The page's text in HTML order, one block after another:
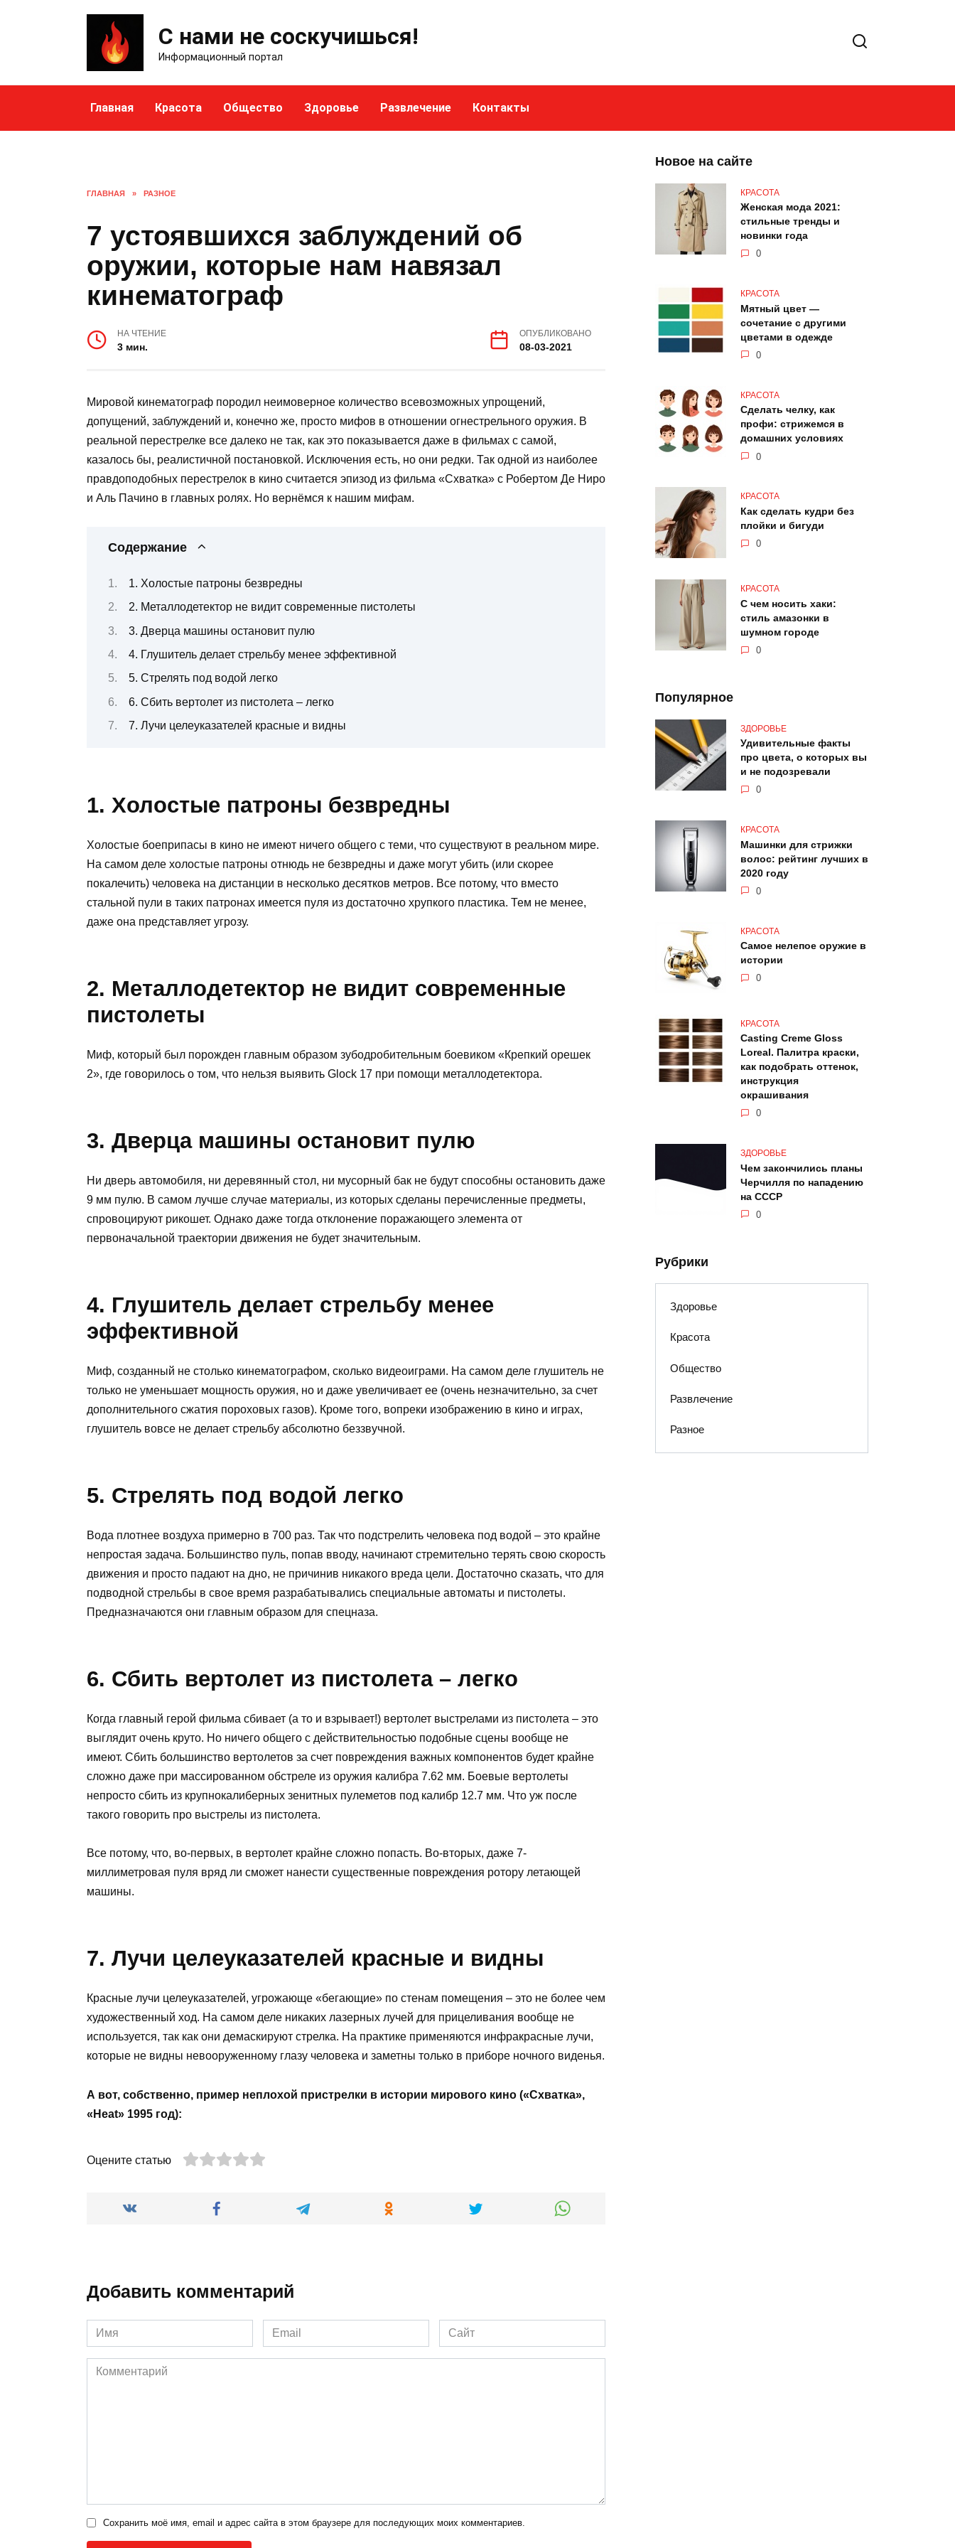
С нами не соскучишься!
Информационный портал
Главная Красота Общество Здоровье Развлечение Контакты
ГЛАВНАЯ » РАЗНОЕ
7 устоявшихся заблуждений об
оружии, которые нам навязал
кинематограф
НА ЧТЕНИЕ
3 мин.
ОПУБЛИКОВАНО
08-03-2021
Мировой кинематограф породил неимоверное количество всевозможных упрощений,
допущений, заблуждений и, конечно же, просто мифов в отношении огнестрельного оружия. В
реальной перестрелке все далеко не так, как это показывается даже в фильмах с самой,
казалось бы, реалистичной постановкой. Исключения есть, но они редки. Так одной из наиболее
правдоподобных перестрелок в кино считается эпизод из фильма «Схватка» с Робертом Де Ниро
и Аль Пачино в главных ролях. Но вернёмся к нашим мифам.
Содержание
1. Холостые патроны безвредны
2. Металлодетектор не видит современные пистолеты
3. Дверца машины остановит пулю
4. Глушитель делает стрельбу менее эффективной
5. Стрелять под водой легко
6. Сбить вертолет из пистолета – легко
7. Лучи целеуказателей красные и видны
1. Холостые патроны безвредны
Холостые боеприпасы в кино не имеют ничего общего с теми, что существуют в реальном мире.
На самом деле холостые патроны отнюдь не безвредны и даже могут убить (или скорее
покалечить) человека на дистанции в несколько десятков метров. Все потому, что вместо
стальной пули в таких патронах имеется пуля из достаточно хрупкого пластика. Тем не менее,
даже она представляет угрозу.
2. Металлодетектор не видит современные
пистолеты
Миф, который был порожден главным образом зубодробительным боевиком «Крепкий орешек
2», где говорилось о том, что нельзя выявить Glock 17 при помощи металлодетектора.
3. Дверца машины остановит пулю
Ни дверь автомобиля, ни деревянный стол, ни мусорный бак не будут способны остановить даже
9 мм пулю. В самом лучше случае материалы, из которых сделаны перечисленные предметы,
спровоцируют рикошет. Однако даже тогда отклонение поражающего элемента от
первоначальной траектории движения не будет значительным.
4. Глушитель делает стрельбу менее
эффективной
Миф, созданный не столько кинематографом, сколько видеоиграми. На самом деле глушитель не
только не уменьшает мощность оружия, но и даже увеличивает ее (очень незначительно, за счет
дополнительного сжатия пороховых газов). Кроме того, вопреки изображению в кино и играх,
глушитель вовсе не делает стрельбу абсолютно беззвучной.
5. Стрелять под водой легко
Вода плотнее воздуха примерно в 700 раз. Так что подстрелить человека под водой – это крайне
непростая задача. Большинство пуль, попав вводу, начинают стремительно терять свою скорость
движения и просто падают на дно, не причинив никакого вреда цели. Достаточно сказать, что для
подводной стрельбы в свое время разрабатывались специальные автоматы и пистолеты.
Предназначаются они главным образом для спецназа.
6. Сбить вертолет из пистолета – легко
Когда главный герой фильма сбивает (а то и взрывает!) вертолет выстрелами из пистолета – это
выглядит очень круто. Но ничего общего с действительностью подобные сцены вообще не
имеют. Сбить большинство вертолетов за счет повреждения важных компонентов будет крайне
сложно даже при массированном обстреле из оружия калибра 7.62 мм. Боевые вертолеты
непросто сбить из крупнокалиберных зенитных пулеметов под калибр 12.7 мм. Что уж после
такого говорить про выстрелы из пистолета.
Все потому, что, во-первых, в вертолет крайне сложно попасть. Во-вторых, даже 7-
миллиметровая пуля вряд ли сможет нанести существенные повреждения ротору летающей
машины.
7. Лучи целеуказателей красные и видны
Красные лучи целеуказателей, угрожающе «бегающие» по стенам помещения – это не более чем
художественный ход. На самом деле никаких лазерных лучей для прицеливания вообще не
используется, так как они демаскируют стрелка. На практике применяются инфракрасные лучи,
которые не видны невооруженному глазу человека и заметны только в приборе ночного виденья.
А вот, собственно, пример неплохой пристрелки в истории мирового кино («Схватка»,
«Heat» 1995 год):
Оцените статью
Добавить комментарий
Имя
*
Email
*
Сайт
Комментарий
Сохранить моё имя, email и адрес сайта в этом браузере для последующих моих комментариев.
Новое на сайте
КРАСОТА
Женская мода 2021:
стильные тренды и
новинки года
0
КРАСОТА
Мятный цвет —
сочетание с другими
цветами в одежде
0
КРАСОТА
Сделать челку, как
профи: стрижемся в
домашних условиях
0
КРАСОТА
Как сделать кудри без
плойки и бигуди
0
КРАСОТА
С чем носить хаки:
стиль амазонки в
шумном городе
0
Популярное
ЗДОРОВЬЕ
Удивительные факты
про цвета, о которых вы
и не подозревали
0
КРАСОТА
Машинки для стрижки
волос: рейтинг лучших в
2020 году
0
КРАСОТА
Самое нелепое оружие в
истории
0
КРАСОТА
Casting Creme Gloss
Loreal. Палитра краски,
как подобрать оттенок,
инструкция
окрашивания
0
ЗДОРОВЬЕ
Чем закончились планы
Черчилля по нападению
на СССР
0
Рубрики
Здоровье
Красота
Общество
Развлечение
Разное